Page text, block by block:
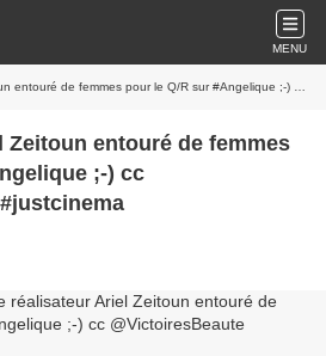
MENU
femmes pour le Q/R sur #Angelique ;-) cc @VictoiresBeaute #justcinema
Zeitoun entouré de femmes
;-) cc